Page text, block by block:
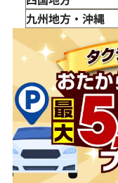
福島県
茨城県
栃木県
群馬県
山梨県
長野県
岐阜県
静岡県
愛知県
京都府
大阪府
兵庫県
奈良県
和歌山県
島根県
岡山県
広島県
山口県
徳島県
香川県
愛媛県
九州地方・沖縄
福岡県
佐賀県
長崎県
熊本県
大分県
宮崎県
鹿児島県